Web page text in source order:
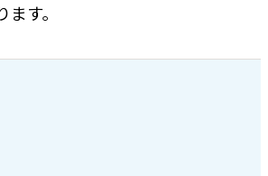
す。